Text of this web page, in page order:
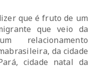
que é fruto de um
que veio da
relacionamento
da cidade
cidade natal da